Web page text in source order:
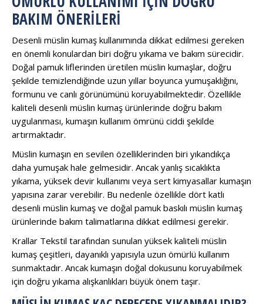
BAKIM ÖNERILERI
Desenli müslin kumaş kullanımında dikkat edilmesi gereken
en önemli konulardan biri doğru yıkama ve bakım sürecidir.
Doğal pamuk liflerinden üretilen müslin kumaşlar, doğru
şekilde temizlendiğinde uzun yıllar boyunca yumuşaklığını,
formunu ve canlı görünümünü koruyabilmektedir. Özellikle
kaliteli desenli müslin kumaş ürünlerinde doğru bakım
uygulanması, kumaşın kullanım ömrünü ciddi şekilde
artırmaktadır.
Müslin kumaşın en sevilen özelliklerinden biri yıkandıkça
daha yumuşak hale gelmesidir. Ancak yanlış sıcaklıkta
yıkama, yüksek devir kullanımı veya sert kimyasallar kumaşın
yapısına zarar verebilir. Bu nedenle özellikle dört katlı
desenli müslin kumaş ve doğal pamuk baskılı müslin kumaş
ürünlerinde bakım talimatlarına dikkat edilmesi gerekir.
Krallar Tekstil tarafından sunulan yüksek kaliteli müslin
kumaş çeşitleri, dayanıklı yapısıyla uzun ömürlü kullanım
sunmaktadır. Ancak kumaşın doğal dokusunu koruyabilmek
için doğru yıkama alışkanlıkları büyük önem taşır.